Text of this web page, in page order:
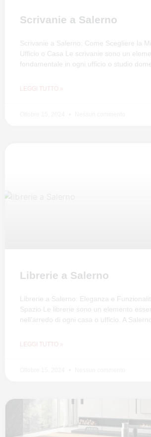
Scrivanie a Salerno
Scrivanie a Salerno: Come Scegliere la
Ufficio o Casa Le scrivanie sono un
fondamentale in ogni ufficio o studio
LEGGI TUTTO »
Librerie a Salerno
Librerie a Salerno: Eleganza e
Spazio Le librerie sono un elemento
nell’arredo di ogni casa o ufficio. A
LEGGI TUTTO »